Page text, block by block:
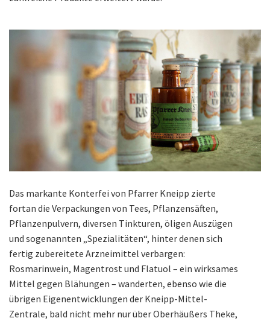
Das markante Konterfei von Pfarrer Kneipp zierte
fortan die Verpackungen von Tees, Pflanzensäften,
Pflanzenpulvern, diversen Tinkturen, öligen Auszügen
und sogenannten „Spezialitäten“, hinter denen sich
fertig zubereitete Arzneimittel verbargen:
Rosmarinwein, Magentrost und Flatuol – ein wirksames
Mittel gegen Blähungen – wanderten, ebenso wie die
übrigen Eigenentwicklungen der Kneipp-Mittel-
Zentrale, bald nicht mehr nur über Oberhäußers Theke,